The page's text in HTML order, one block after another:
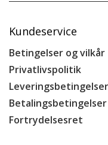
Kundeservice
Betingelser og vilkår
Privatlivspolitik
Leveringsbetingelser
Betalingsbetingelser
Fortrydelsesret